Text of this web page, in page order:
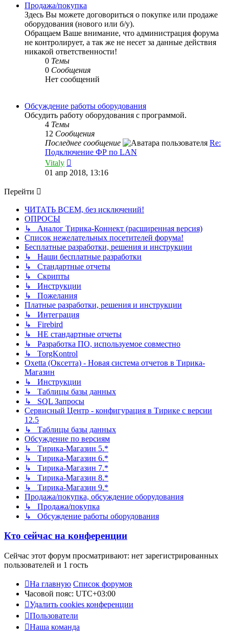
Продажа/покупка
Здесь Вы можете договориться о покупке или продаже
оборудования (нового или б/у).
Обращаем Ваше внимание, что администрация форума
не контролирует, а так же не несет за данные действия
никакой ответственности!
0 Темы
0 Сообщения
Нет сообщений
Обсуждение работы оборудования
Обсудить работу оборудования с программой.
4 Темы
12 Сообщения
Последнее сообщение
Re:
Подключение ФР по LAN
Vitaly
к
последнему
01 апр 2018, 13:16
Перейти
ЧИТАТЬ ВСЕМ, без исключений!
ОПРОСЫ
↳ Аналог Тирика-Коннект (расширенная версия)
Список нежелательных посетителей форума!
Бесплатные разработки, решения и инструкции
↳ Наши бесплатные разработки
↳ Стандартные отчеты
↳ Скрипты
↳ Инструкции
↳ Пожелания
Платные разработки, решения и инструкции
↳ Интеграция
↳ Firebird
↳ НЕ стандартные отчеты
↳ Разработка ПО, используемое совместно
↳ TorgKontrol
Oxetta (Оксетта) - Новая система отчетов в Тирика-
Магазин
↳ Инструкции
↳ Таблицы базы данных
↳ SQL Запросы
Сервисный Центр - конфигурация в Тирике с версии
12.5
↳ Таблицы базы данных
Обсуждение по версиям
↳ Тирика-Магазин 5.*
↳ Тирика-Магазин 6.*
↳ Тирика-Магазин 7.*
↳ Тирика-Магазин 8.*
↳ Тирика-Магазин 9.*
Продажа/покупка, обсуждение оборудования
↳ Продажа/покупка
↳ Обсуждение работы оборудования
Кто сейчас на конференции
Сейчас этот форум просматривают: нет зарегистрированных
пользователей и 1 гость
На главную Список форумов
Часовой пояс: UTC+03:00
Удалить cookies конференции
Пользователи
Наша команда